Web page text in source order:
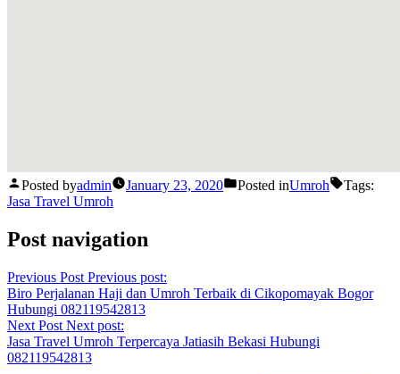
Posted byadmin January 23, 2020 Posted inUmroh
Tags:
Jasa Travel Umroh
Post navigation
Previous Post Previous post:
Biro Perjalanan Haji dan Umroh Terbaik di Cikopomayak Bogor
Hubungi 082119542813
Next Post Next post:
Jasa Travel Umroh Terpercaya Jatiasih Bekasi Hubungi
082119542813